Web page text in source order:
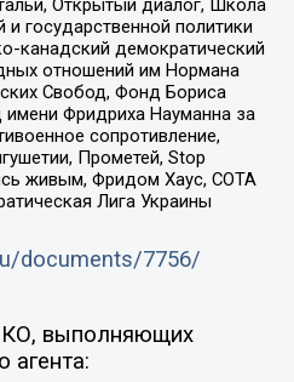
Открытый диалог, Школа
государственной политики
канадский демократический
отношений им Нормана
Свобод, Фонд Бориса
Фридриха Науманна за
сопротивление,
Прометей, Stop
живым, Фридом Хаус, СОТА
Лига Украины
documents/7756/
выполняющих
агента: